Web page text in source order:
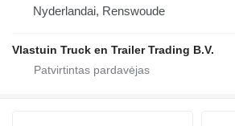
Nyderlandai, Renswoude
Vlastuin Truck en Trailer Trading B.V.